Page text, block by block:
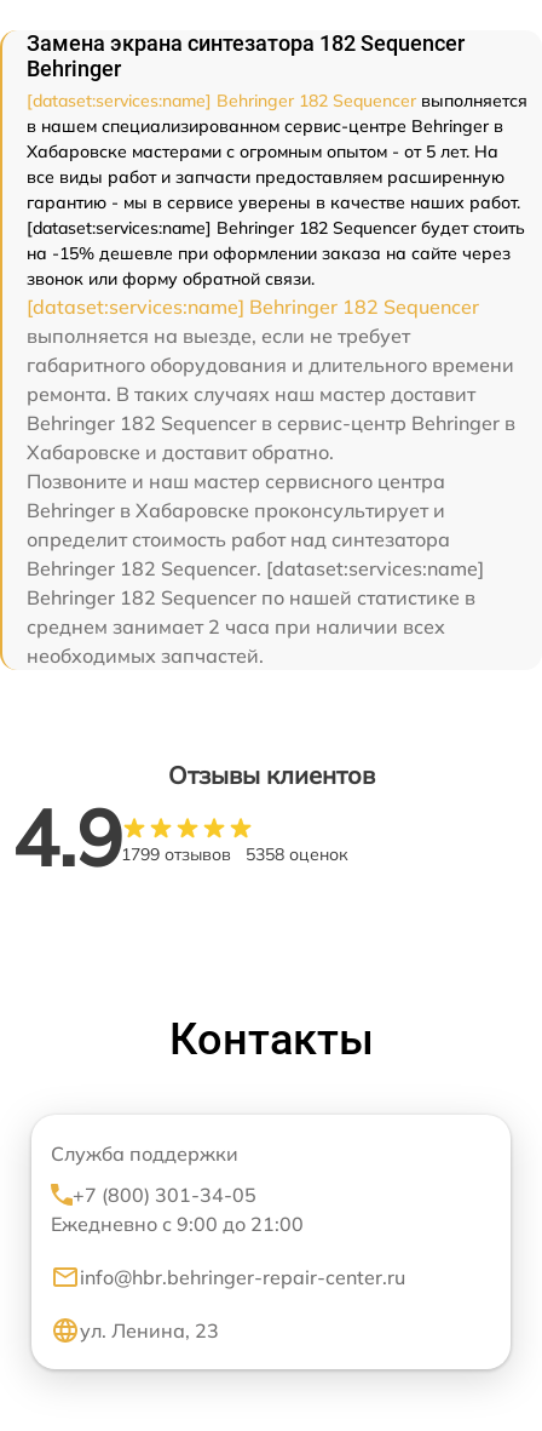
Замена экрана синтезатора 182 Sequencer
Behringer
[dataset:services:name] Behringer 182 Sequencer выполняется
в нашем специализированном сервис-центре Behringer в
Хабаровске мастерами с огромным опытом - от 5 лет. На
все виды работ и запчасти предоставляем расширенную
гарантию - мы в сервисе уверены в качестве наших работ.
[dataset:services:name] Behringer 182 Sequencer будет стоить
на -15% дешевле при оформлении заказа на сайте через
звонок или форму обратной связи.
[dataset:services:name] Behringer 182 Sequencer
выполняется на выезде, если не требует
габаритного оборудования и длительного времени
ремонта. В таких случаях наш мастер доставит
Behringer 182 Sequencer в сервис-центр Behringer в
Хабаровске и доставит обратно.
Позвоните и наш мастер сервисного центра
Behringer в Хабаровске проконсультирует и
определит стоимость работ над синтезатора
Behringer 182 Sequencer. [dataset:services:name]
Behringer 182 Sequencer по нашей статистике в
среднем занимает 2 часа при наличии всех
необходимых запчастей.
Отзывы клиентов
4.91799 отзывов 5358 оценок
Контакты
Служба поддержки
+7 (800) 301-34-05
Ежедневно с 9:00 до 21:00
info@hbr.behringer-repair-center.ru
ул. Ленина, 23